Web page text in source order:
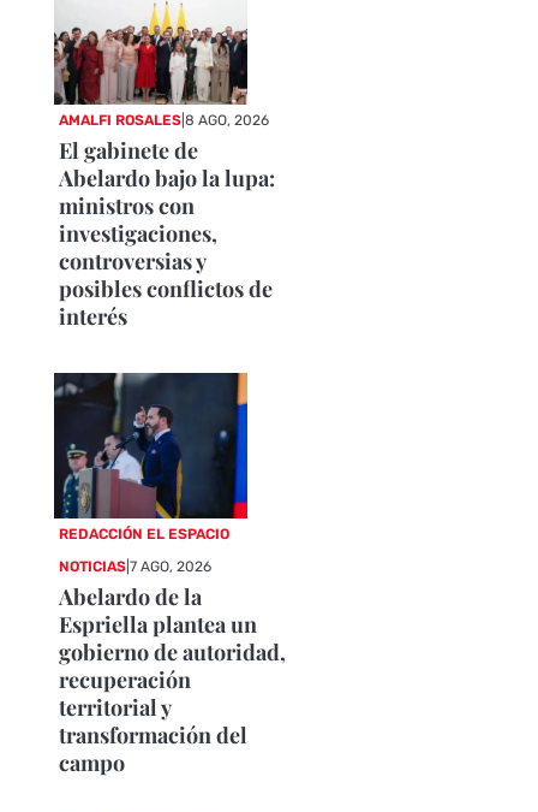
AMALFI ROSALES |8 AGO, 2026
El gabinete de
Abelardo bajo la lupa:
ministros con
investigaciones,
controversias y
posibles conflictos de
interés
REDACCIÓN EL ESPACIO
NOTICIAS |7 AGO, 2026
Abelardo de la
Espriella plantea un
gobierno de autoridad,
recuperación
territorial y
transformación del
campo